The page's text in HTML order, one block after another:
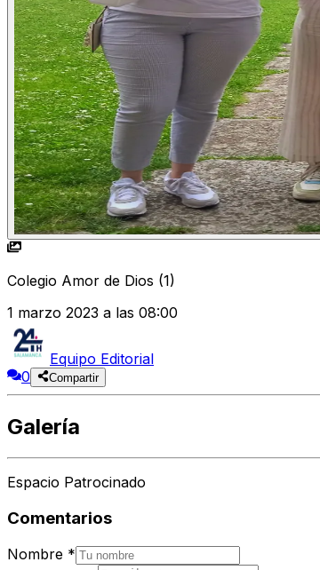
Colegio Amor de Dios (1)
1 marzo 2023 a las 08:00
Equipo Editorial
0
Compartir
Galería
Espacio Patrocinado
Comentarios
Nombre *